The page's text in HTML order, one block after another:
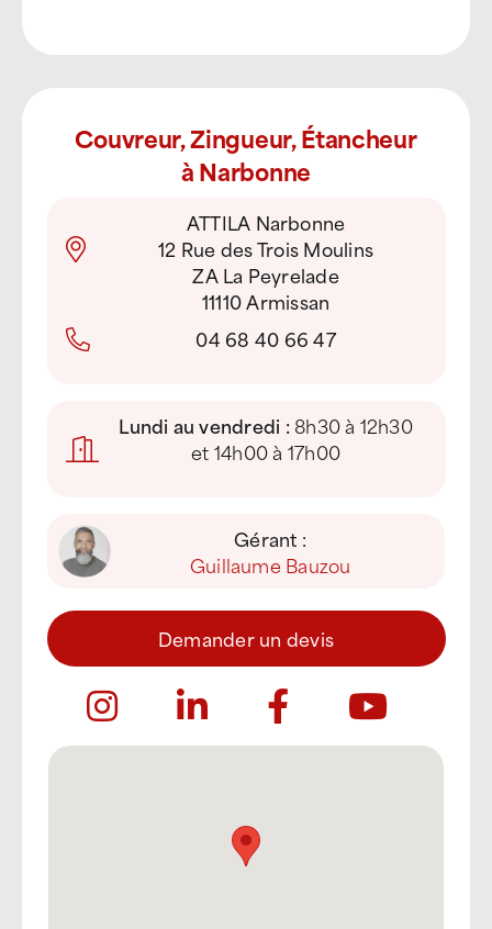
Couvreur, Zingueur, Étancheur
à Narbonne
ATTILA Narbonne
12 Rue des Trois Moulins
ZA La Peyrelade
11110 Armissan
04 68 40 66 47
Lundi au vendredi :8h30 à 12h30
et 14h00 à 17h00
Gérant :
Guillaume Bauzou
Demander un devis